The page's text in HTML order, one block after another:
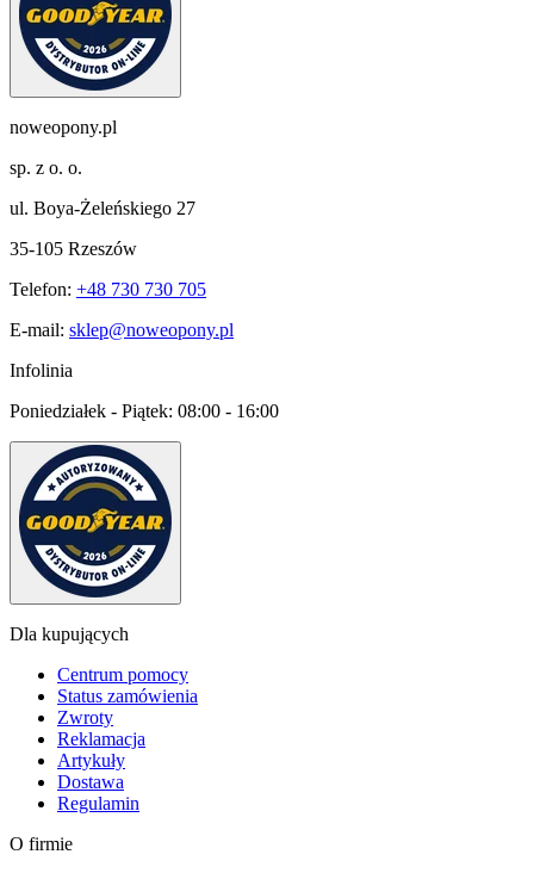
noweopony.pl
sp. z o. o.
ul. Boya-Żeleńskiego 27
35-105 Rzeszów
Telefon: +48 730 730 705
E-mail: sklep@noweopony.pl
Infolinia
Poniedziałek - Piątek: 08:00 - 16:00
Dla kupujących
Centrum pomocy
Status zamówienia
Zwroty
Reklamacja
Artykuły
Dostawa
Regulamin
O firmie